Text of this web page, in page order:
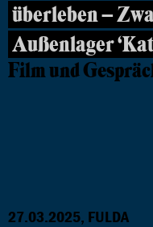
überleben –
Außenlager
Film und
27.03.2025, FULDA